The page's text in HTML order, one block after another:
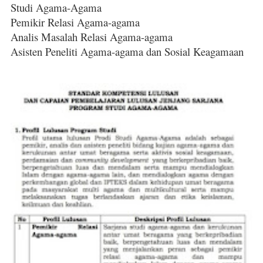
Studi Agama-Agama
Pemikir Relasi Agama-agama
Analis Masalah Relasi Agama-agama
Asisten Peneliti Agama-agama dan Sosial Keagamaan